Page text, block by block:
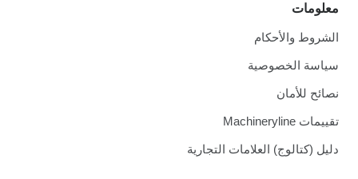
معلومات
الشروط والأحكام
سياسة الخصوصية
نصائح للأمان
تقييمات Machineryline
دليل (كتالوج) العلامات التجارية